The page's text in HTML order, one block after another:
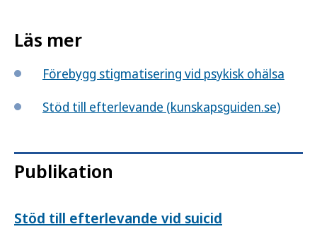
Läs mer
Förebygg stigmatisering vid psykisk ohälsa
Stöd till efterlevande (kunskapsguiden.se)
Publikation
Stöd till efterlevande vid suicid